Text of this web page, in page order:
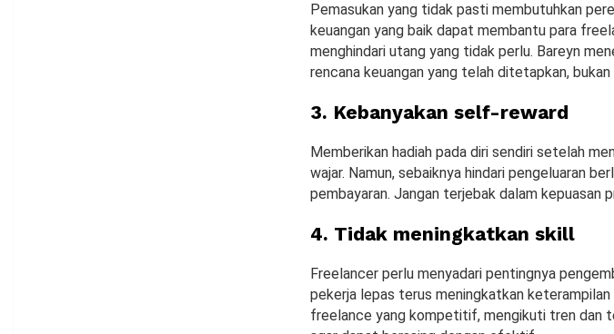
Pemasukan yang tidak pasti membutuhkan
keuangan yang baik dapat membantu para
menghindari utang yang tidak perlu. Bareyn
rencana keuangan yang telah ditetapkan,
3. Kebanyakan self-reward
Memberikan hadiah pada diri sendiri setelah
wajar. Namun, sebaiknya hindari pengeluaran
pembayaran. Jangan terjebak dalam kepuasan
4. Tidak meningkatkan skill
Freelancer perlu menyadari pentingnya
pekerja lepas terus meningkatkan
freelance yang kompetitif, mengikuti tren dan